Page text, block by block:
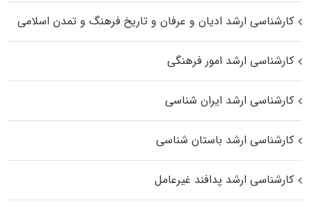
کارشناسی ارشد ادیان و عرفان و تاریخ فرهنگ و تمدن اسلامی
کارشناسی ارشد امور فرهنگی
کارشناسی ارشد ایران شناسی
کارشناسی ارشد باستان شناسی
کارشناسی ارشد پدافند غیرعامل